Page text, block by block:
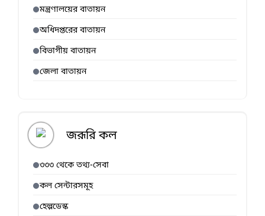
মন্ত্রণালয়ের বাতায়ন
অধিদপ্তরের বাতায়ন
বিভাগীয় বাতায়ন
জেলা বাতায়ন
জরূরি কল
৩৩৩ থেকে তথ্য-সেবা
কল সেন্টারসমূহ
হেল্পডেস্ক